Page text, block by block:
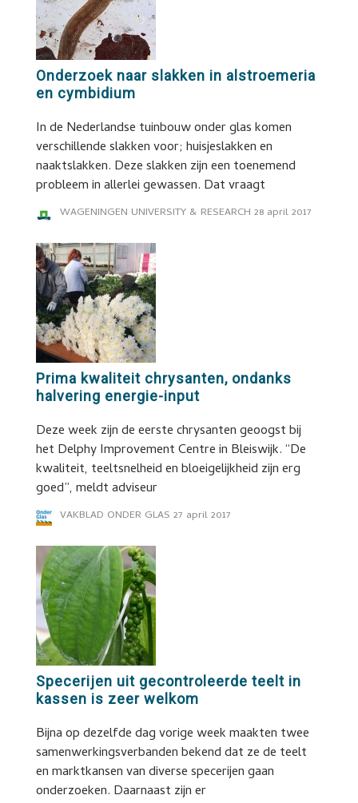
Onderzoek naar slakken in alstroemeria
en cymbidium
In de Nederlandse tuinbouw onder glas komen
verschillende slakken voor; huisjeslakken en
naaktslakken. Deze slakken zijn een toenemend
probleem in allerlei gewassen. Dat vraagt
WAGENINGEN UNIVERSITY & RESEARCH 28 april 2017
Prima kwaliteit chrysanten, ondanks
halvering energie-input
Deze week zijn de eerste chrysanten geoogst bij
het Delphy Improvement Centre in Bleiswijk. “De
kwaliteit, teeltsnelheid en bloeigelijkheid zijn erg
goed”, meldt adviseur
VAKBLAD ONDER GLAS 27 april 2017
Specerijen uit gecontroleerde teelt in
kassen is zeer welkom
Bijna op dezelfde dag vorige week maakten twee
samenwerkingsverbanden bekend dat ze de teelt
en marktkansen van diverse specerijen gaan
onderzoeken. Daarnaast zijn er